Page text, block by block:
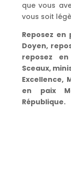
que vous
vous soit
Reposez en
Doyen,
reposez
Sceaux,
Excellence,
en paix
République.